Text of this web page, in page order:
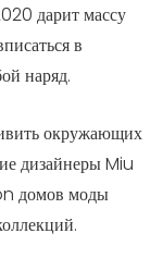
дарит массу
в
наряд.
окружающих
дизайнеры Miu
домов моды